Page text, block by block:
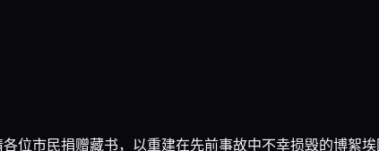
位市民捐赠藏书，以重建在先前事故中不幸损毁的博絮